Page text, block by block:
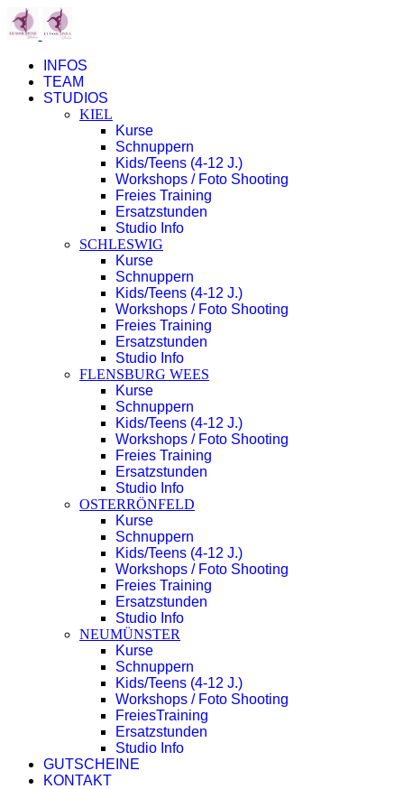
INFOS
TEAM
STUDIOS
KIEL
Kurse
Schnuppern
Kids/Teens (4-12 J.)
Workshops / Foto Shooting
Freies Training
Ersatzstunden
Studio Info
SCHLESWIG
Kurse
Schnuppern
Kids/Teens (4-12 J.)
Workshops / Foto Shooting
Freies Training
Ersatzstunden
Studio Info
FLENSBURG WEES
Kurse
Schnuppern
Kids/Teens (4-12 J.)
Workshops / Foto Shooting
Freies Training
Ersatzstunden
Studio Info
OSTERRÖNFELD
Kurse
Schnuppern
Kids/Teens (4-12 J.)
Workshops / Foto Shooting
Freies Training
Ersatzstunden
Studio Info
NEUMÜNSTER
Kurse
Schnuppern
Kids/Teens (4-12 J.)
Workshops / Foto Shooting
FreiesTraining
Ersatzstunden
Studio Info
GUTSCHEINE
KONTAKT